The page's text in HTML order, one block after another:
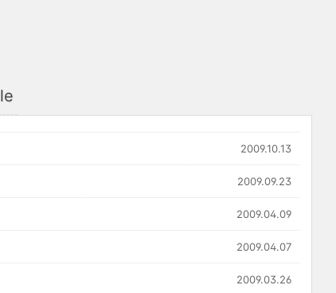
2009.10.13
2009.09.23
2009.04.09
2009.04.07
2009.03.26